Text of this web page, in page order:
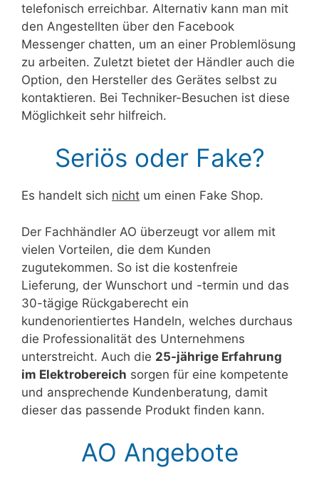
telefonisch erreichbar. Alternativ kann man mit
den Angestellten über den Facebook
Messenger chatten, um an einer Problemlösung
zu arbeiten. Zuletzt bietet der Händler auch die
Option, den Hersteller des Gerätes selbst zu
kontaktieren. Bei Techniker-Besuchen ist diese
Möglichkeit sehr hilfreich.
Seriös oder Fake?
Es handelt sich nicht um einen Fake Shop.
Der Fachhändler AO überzeugt vor allem mit
vielen Vorteilen, die dem Kunden
zugutekommen. So ist die kostenfreie
Lieferung, der Wunschort und -termin und das
30-tägige Rückgaberecht ein
kundenorientiertes Handeln, welches durchaus
die Professionalität des Unternehmens
unterstreicht. Auch die 25-jährige Erfahrung
im Elektrobereich sorgen für eine kompetente
und ansprechende Kundenberatung, damit
dieser das passende Produkt finden kann.
AO Angebote